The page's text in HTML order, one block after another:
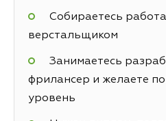
Собираетесь
верстальщиком
Занимаетесь
фрилансер и желаете
уровень